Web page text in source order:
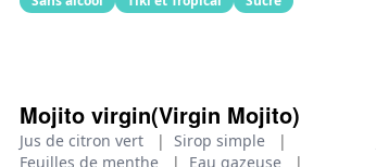
Mojito virgin(Virgin Mojito)
Jus de citron vert | Sirop simple
|
Feuilles de menthe
| Eau gazeuse
|